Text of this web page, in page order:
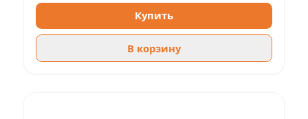
Купить
В корзину